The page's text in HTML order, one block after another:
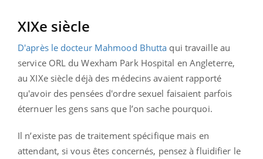
XIXe siècle
D'après le docteur Mahmood Bhutta qui travaille au
service ORL du Wexham Park Hospital en Angleterre,
au XIXe siècle déjà des médecins avaient rapporté
qu'avoir des pensées d'ordre sexuel faisaient parfois
éternuer les gens sans que l’on sache pourquoi.
Il n’existe pas de traitement spécifique mais en
attendant, si vous êtes concernés, pensez à fluidifier le